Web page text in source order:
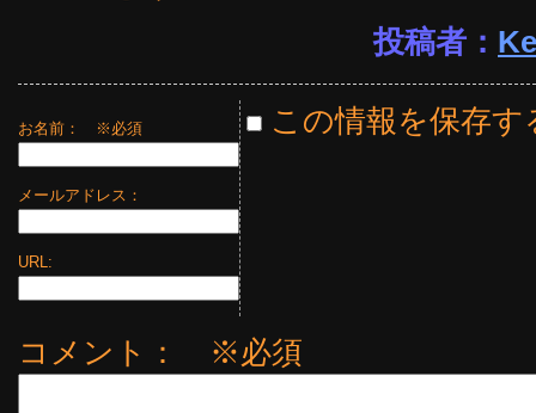
投稿者：
お名前： ※必須
メールアドレス：
URL:
この情報を保存す
コメント： ※必須